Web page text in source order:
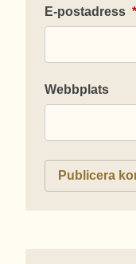
E-postadress *
Webbplats